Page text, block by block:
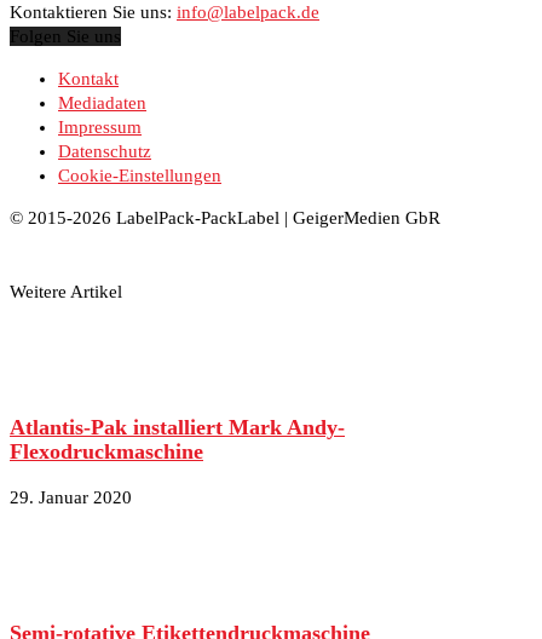
Kontaktieren Sie uns: info@labelpack.de
Folgen Sie uns
Kontakt
Mediadaten
Impressum
Datenschutz
Cookie-Einstellungen
© 2015-2026 LabelPack-PackLabel | GeigerMedien GbR
Weitere Artikel
Atlantis-Pak installiert Mark Andy-
Flexodruckmaschine
29. Januar 2020
Semi-rotative Etikettendruckmaschine